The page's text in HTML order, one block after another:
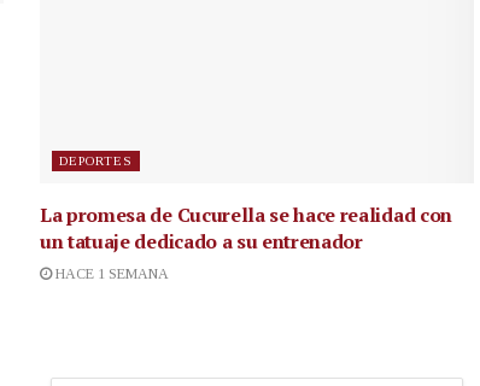
DEPORTES
La promesa de Cucurella se hace realidad con
un tatuaje dedicado a su entrenador
HACE 1 SEMANA